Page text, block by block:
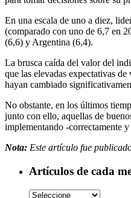
En una escala de uno a diez,
(comparado con uno de 6,7 en
(6,6) y Argentina (6,4).
La brusca caída del valor del
que las elevadas expectativas
hayan cambiado
No obstante, en los últimos
junto con ello, aquellas de
implementando -correctamente
Nota: Este artículo fue
Artículos de cada